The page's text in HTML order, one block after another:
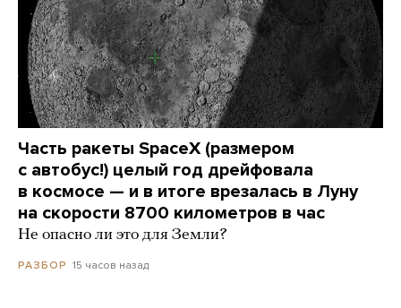
Часть ракеты SpaceX (размером
с автобус!) целый год дрейфовала
в космосе — и в итоге врезалась в Луну
на скорости 8700 километров в час
Не опасно ли это для Земли?
РАЗБОР 15 часов назад